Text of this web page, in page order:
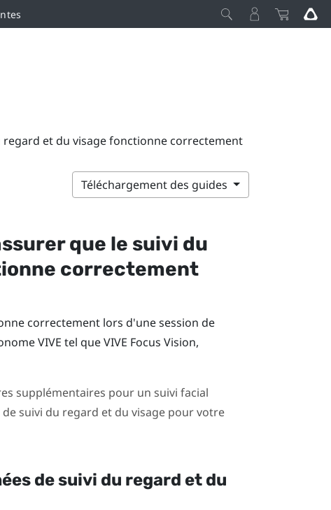
et du visage fonctionne correctement
Téléchargement des guides
que le suivi du
correctement
correctement lors d'une session de
VIVE tel queVIVE Focus Vision,
supplémentaires pour un suivi facial
suivi du regard et du visage pour votre
de suivi du regard et du